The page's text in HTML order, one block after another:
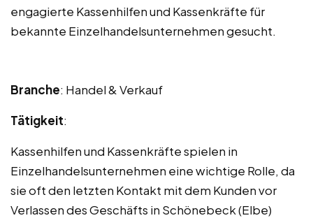
engagierte Kassenhilfen und Kassenkräfte für
bekannte Einzelhandelsunternehmen gesucht.
Branche: Handel & Verkauf
Tätigkeit:
Kassenhilfen und Kassenkräfte spielen in
Einzelhandelsunternehmen eine wichtige Rolle, da
sie oft den letzten Kontakt mit dem Kunden vor
Verlassen des Geschäfts in Schönebeck (Elbe)